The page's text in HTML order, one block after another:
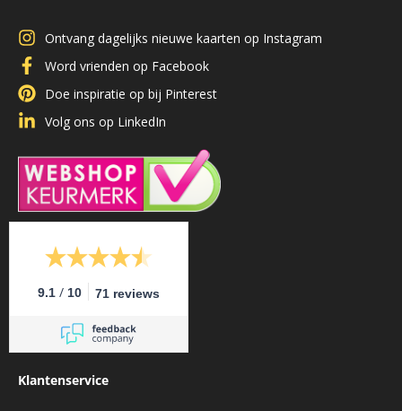
Ontvang dagelijks nieuwe kaarten op Instagram
Word vrienden op Facebook
Doe inspiratie op bij Pinterest
Volg ons op LinkedIn
9.1 / 10 71 reviews
Klantenservice